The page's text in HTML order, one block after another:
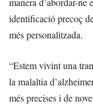
identificació precoç
més personalitzada.
“Estem vivint una
la malaltia
més precises i de